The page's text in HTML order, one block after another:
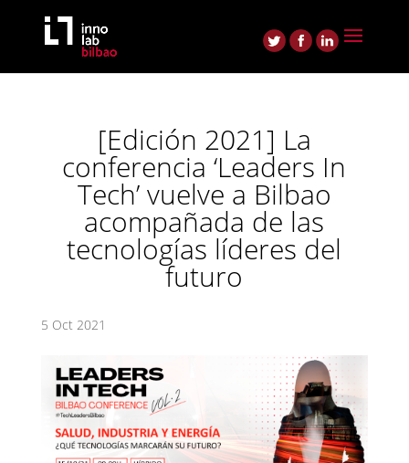
[Edición 2021] La
conferencia ‘Leaders In
Tech’ vuelve a Bilbao
acompañada de las
tecnologías líderes del
futuro
5 Oct 2021